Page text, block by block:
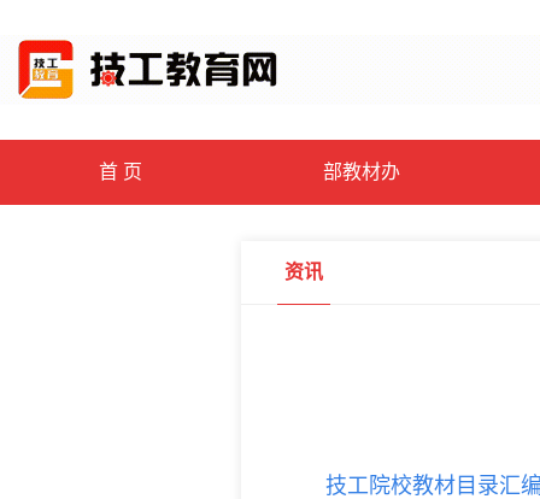
首 页 部教材办
资讯
技工院校教材目录汇